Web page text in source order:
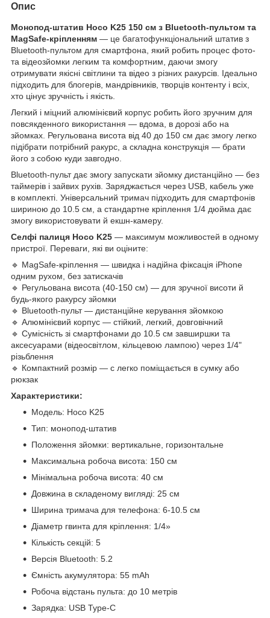
Опис
Монопод-штатив Hoco K25 150 см з Bluetooth-пультом та
MagSafe-кріпленням — це багатофункціональний штатив з
Bluetooth-пультом для смартфона, який робить процес фото-
та відеозйомки легким та комфортним, даючи змогу
отримувати якісні світлини та відео з різних ракурсів. Ідеально
підходить для блогерів, мандрівників, творців контенту і всіх,
хто цінує зручність і якість.
Легкий і міцний алюмінієвий корпус робить його зручним для
повсякденного використання — вдома, в дорозі або на
зйомках. Регульована висота від 40 до 150 см дає змогу легко
підібрати потрібний ракурс, а складна конструкція — брати
його з собою куди завгодно.
Bluetooth-пульт дає змогу запускати зйомку дистанційно — без
таймерів і зайвих рухів. Заряджається через USB, кабель уже
в комплекті. Універсальний тримач підходить для смартфонів
шириною до 10.5 см, а стандартне кріплення 1/4 дюйма дає
змогу використовувати й екшн-камеру.
Селфі палиця Hoco K25 — максимум можливостей в одному
пристрої. Переваги, які ви оціните:
🔹 MagSafe-кріплення — швидка і надійна фіксація iPhone
одним рухом, без затискачів
🔹 Регульована висота (40-150 см) — для зручної висоти й
будь-якого ракурсу зйомки
🔹 Bluetooth-пульт — дистанційне керування зйомкою
🔹 Алюмінієвий корпус — стійкий, легкий, довговічний
🔹 Сумісність зі смартфонами до 10.5 см завширшки та
аксесуарами (відеосвітлом, кільцевою лампою) через 1/4"
різьблення
🔹 Компактний розмір — с легко поміщається в сумку або
рюкзак
Характеристики:
Модель: Hoco K25
Тип: монопод-штатив
Положення зйомки: вертикальне, горизонтальне
Максимальна робоча висота: 150 см
Мінімальна робоча висота: 40 см
Довжина в складеному вигляді: 25 см
Ширина тримача для телефона: 6-10.5 см
Діаметр гвинта для кріплення: 1/4»
Кількість секцій: 5
Версія Bluetooth: 5.2
Ємність акумулятора: 55 mAh
Робоча відстань пульта: до 10 метрів
Зарядка: USB Type-C